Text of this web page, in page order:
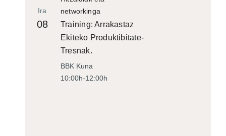
networkinga
Ira
08
Training: Arrakastaz
Ekiteko Produktibitate-
Tresnak.
BBK Kuna
10:00h-12:00h